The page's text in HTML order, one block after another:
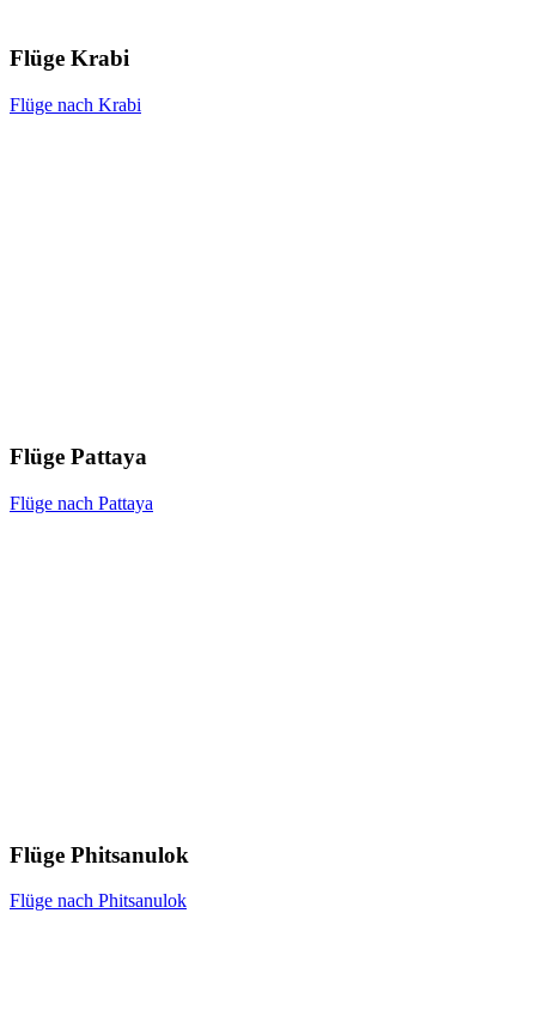
Flüge Krabi
Flüge nach Krabi
Flüge Pattaya
Flüge nach Pattaya
Flüge Phitsanulok
Flüge nach Phitsanulok